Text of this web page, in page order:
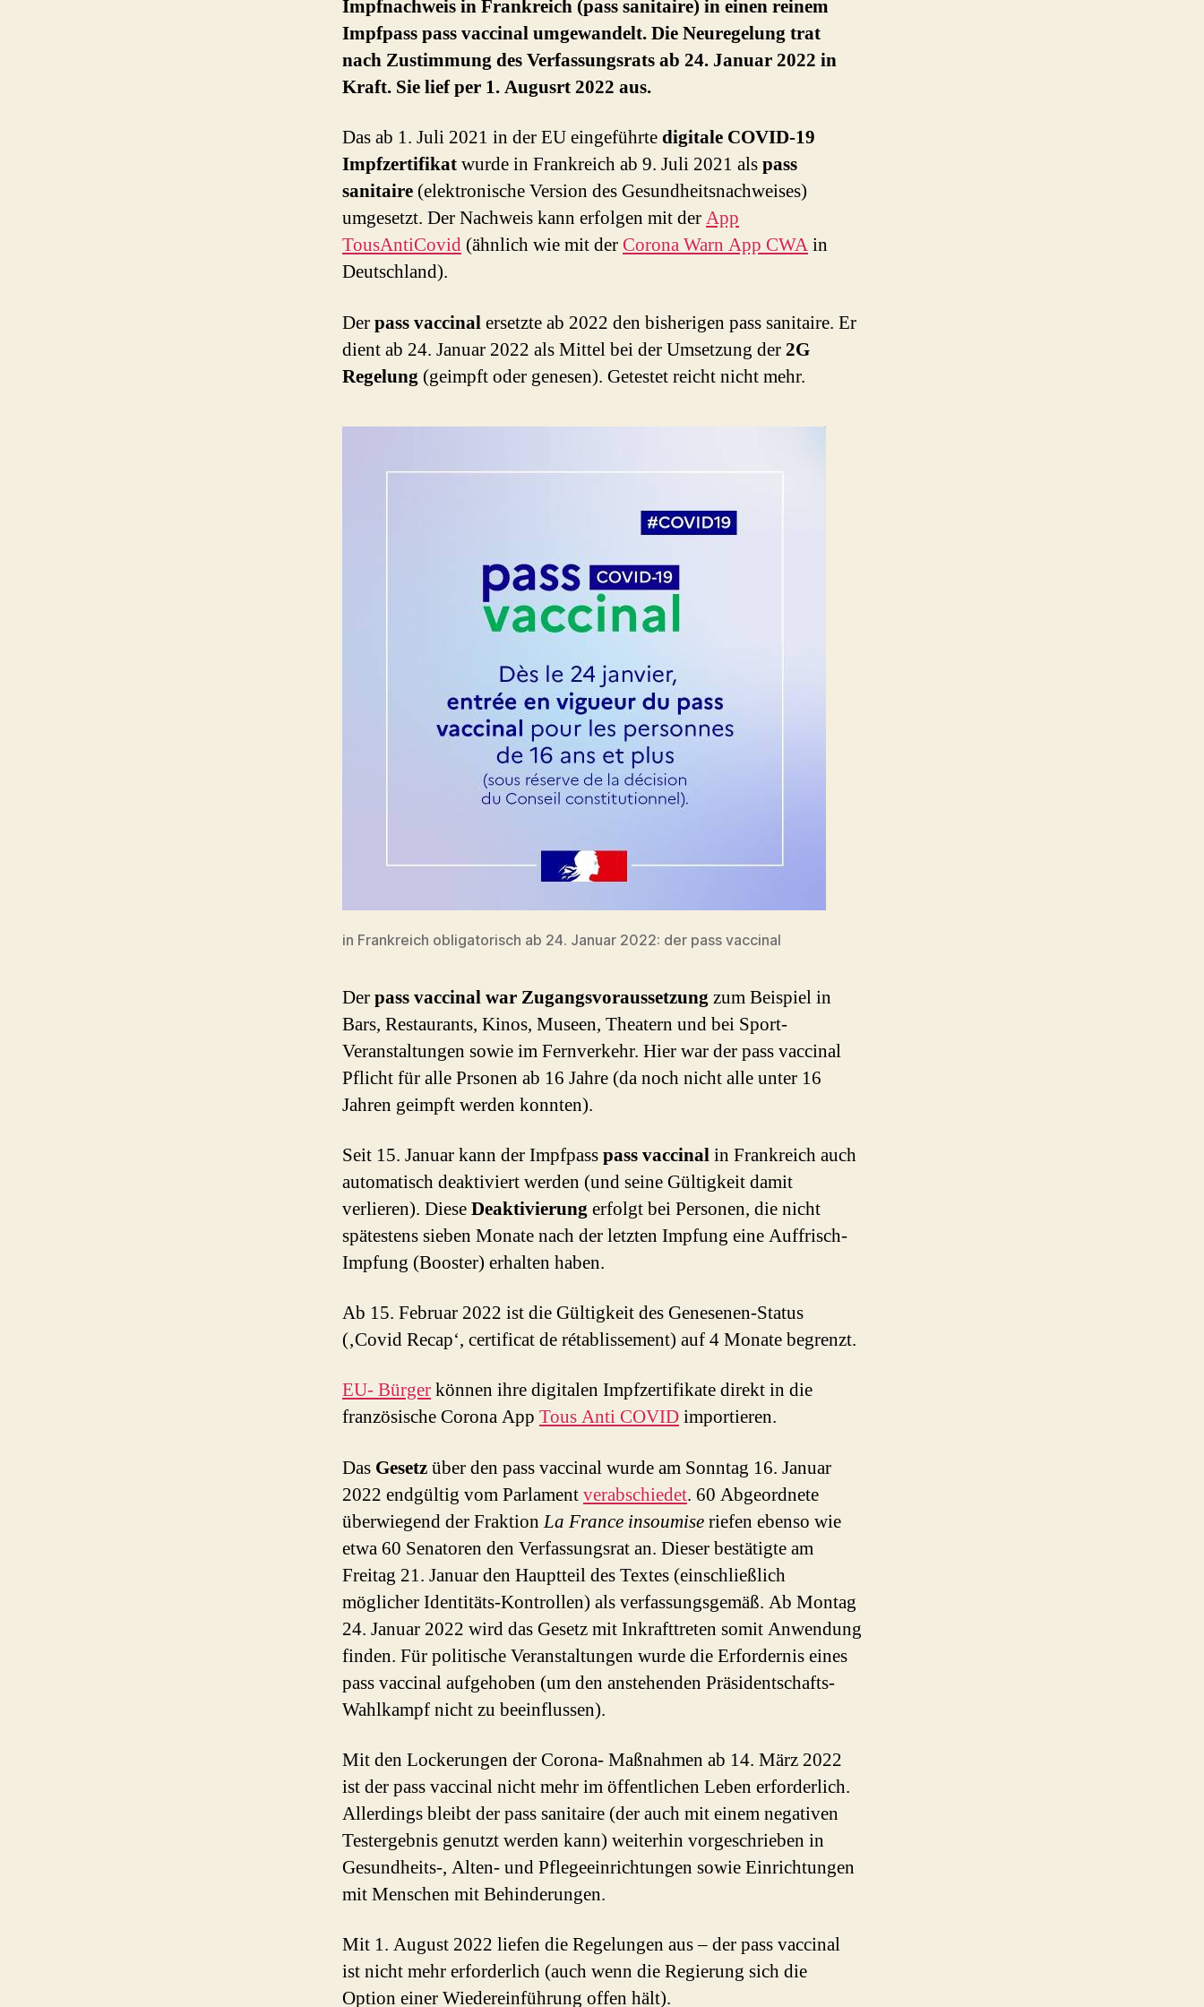
Impfnachweis in Frankreich (pass sanitaire) in einen reinem
Impfpass pass vaccinal umgewandelt. Die Neuregelung trat
nach Zustimmung des Verfassungsrats ab 24. Januar 2022 in
Kraft. Sie lief per 1. Augusrt 2022 aus.
Das ab 1. Juli 2021 in der EU eingeführtedigitale COVID-19
Impfzertifikatwurde in Frankreich ab 9. Juli 2021 alspass
sanitaire (elektronische Version des Gesundheitsnachweises)
umgesetzt. Der Nachweis kann erfolgen mit derApp
TousAntiCovid (ähnlich wie mit der Corona Warn App CWAin
Deutschland).
Derpass vaccinalersetzte ab 2022 den bisherigen pass sanitaire. Er
dient ab 24. Januar 2022 als Mittel bei der Umsetzung der2G
Regelung (geimpft oder genesen). Getestet reicht nicht mehr.
in Frankreich obligatorisch ab 24. Januar 2022: der pass vaccinal
Derpass vaccinal war Zugangsvoraussetzungzum Beispiel in
Bars, Restaurants, Kinos, Museen, Theatern und bei Sport-
Veranstaltungen sowie im Fernverkehr. Hier war der pass vaccinal
Pflicht für alle Prsonen ab 16 Jahre (da noch nicht alle unter 16
Jahren geimpft werden konnten).
Seit 15. Januar kann der Impfpasspass vaccinalin Frankreich auch
automatisch deaktiviert werden (und seine Gültigkeit damit
verlieren). DieseDeaktivierungerfolgt bei Personen, die nicht
spätestens sieben Monate nach der letzten Impfung eine Auffrisch-
Impfung (Booster) erhalten haben.
Ab 15. Februar 2022 ist die Gültigkeit des Genesenen-Status
(‚Covid Recap‘, certificat de rétablissement) auf 4 Monate begrenzt.
EU- Bürgerkönnen ihre digitalen Impfzertifikate direkt in die
französische Corona App Tous Anti COVIDimportieren.
Das Gesetzüber den pass vaccinal wurde am Sonntag 16. Januar
2022 endgültig vom Parlamentverabschiedet. 60 Abgeordnete
überwiegend der FraktionLa France insoumiseriefen ebenso wie
etwa 60 Senatoren den Verfassungsrat an. Dieser bestätigte am
Freitag 21. Januar den Hauptteil des Textes (einschließlich
möglicher Identitäts-Kontrollen) als verfassungsgemäß. Ab Montag
24. Januar 2022 wird das Gesetz mit Inkrafttreten somit Anwendung
finden. Für politische Veranstaltungen wurde die Erfordernis eines
pass vaccinal aufgehoben (um den anstehenden Präsidentschafts-
Wahlkampf nicht zu beeinflussen).
Mit den Lockerungen der Corona- Maßnahmen ab 14. März 2022
ist der pass vaccinal nicht mehr im öffentlichen Leben erforderlich.
Allerdings bleibt der pass sanitaire (der auch mit einem negativen
Testergebnis genutzt werden kann) weiterhin vorgeschrieben in
Gesundheits-, Alten- und Pflegeeinrichtungen sowie Einrichtungen
mit Menschen mit Behinderungen.
Mit 1. August 2022 liefen die Regelungen aus – der pass vaccinal
ist nicht mehr erforderlich (auch wenn die Regierung sich die
Option einer Wiedereinführung offen hält).